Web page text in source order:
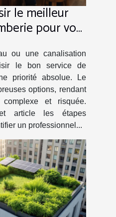
le meilleur
pour vos
ou une canalisation
le bon service de
priorité absolue. Le
options, rendant
et risquée.
article les étapes
un professionnel...